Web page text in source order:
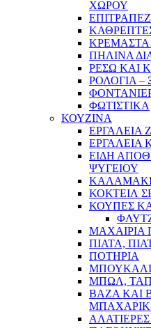
ΧΩΡΟΥ
ΚΡΕΜΑΣΤΑ
ΠΗΛΙΝΑ
ΡΕΣΩ ΚΑΙ
ΡΟΛΟΓΙΑ –
ΦΩΤΙΣΤΙΚΑ
ΚΟΥΖΙΝΑ
ΕΡΓΑΛΕΙΑ
ΕΡΓΑΛΕΙΑ
ΕΙΔΗ
ΨΥΓΕΙΟΥ
ΚΟΚΤΕΙΛ
ΚΟΥΠΕΣ
ΜΑΧΑΙΡΙΑ
ΠΙΑΤΑ,
ΠΟΤΗΡΙΑ
ΜΠΩΛ,
ΒΑΖΑ ΚΑΙ